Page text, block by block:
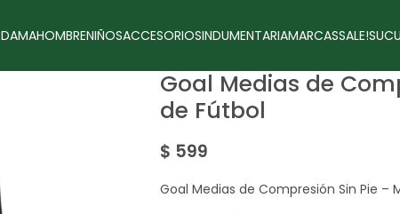
DAMAHOMBRENIÑOSACCESORIOSINDUMENTARIAMARCASSALE!
Goal Medias de
de Fútbol
$ 599
Goal Medias de Compresión Sin Pie –